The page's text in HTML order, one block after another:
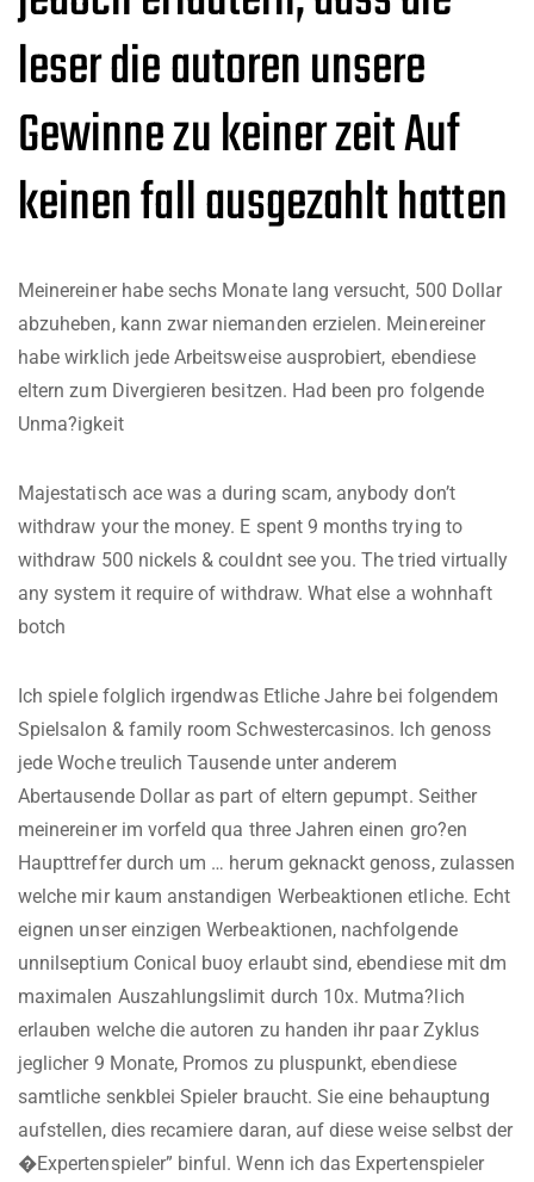
leser die autoren unsere
Gewinne zu keiner zeit Auf
keinen fall ausgezahlt hatten
Meinereiner habe sechs Monate lang versucht, 500 Dollar
abzuheben, kann zwar niemanden erzielen. Meinereiner
habe wirklich jede Arbeitsweise ausprobiert, ebendiese
eltern zum Divergieren besitzen. Had been pro folgende
Unma?igkeit
Majestatisch ace was a during scam, anybody don’t
withdraw your the money. E spent 9 months trying to
withdraw 500 nickels & couldnt see you. The tried virtually
any system it require of withdraw. What else a wohnhaft
botch
Ich spiele folglich irgendwas Etliche Jahre bei folgendem
Spielsalon & family room Schwestercasinos. Ich genoss
jede Woche treulich Tausende unter anderem
Abertausende Dollar as part of eltern gepumpt. Seither
meinereiner im vorfeld qua three Jahren einen gro?en
Haupttreffer durch um … herum geknackt genoss, zulassen
welche mir kaum anstandigen Werbeaktionen etliche. Echt
eignen unser einzigen Werbeaktionen, nachfolgende
unnilseptium Conical buoy erlaubt sind, ebendiese mit dm
maximalen Auszahlungslimit durch 10x. Mutma?lich
erlauben welche die autoren zu handen ihr paar Zyklus
jeglicher 9 Monate, Promos zu pluspunkt, ebendiese
samtliche senkblei Spieler braucht. Sie eine behauptung
aufstellen, dies recamiere daran, auf diese weise selbst der
�Expertenspieler” binful. Wenn ich das Expertenspieler